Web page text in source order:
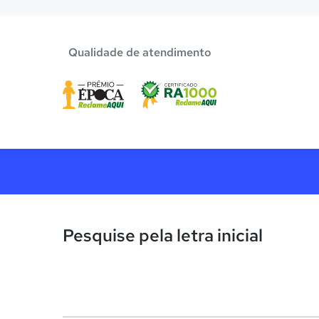
Qualidade de atendimento
Pesquise pela letra inicial